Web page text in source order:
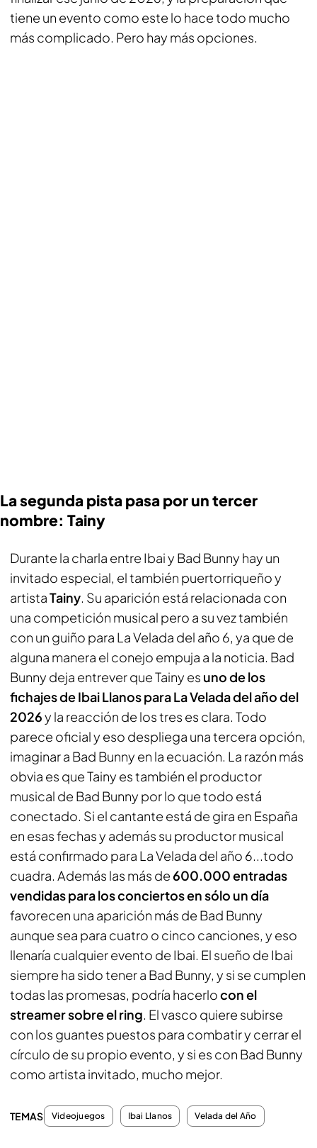
tiene un evento como este lo hace todo mucho
más complicado. Pero hay más opciones.
La segunda pista pasa por un tercer
nombre: Tainy
Durante la charla entre Ibai y Bad Bunny hay un
invitado especial, el también puertorriqueño y
artistaTainy. Su aparición está relacionada con
una competición musical pero a su vez también
con un guiño para La Velada del año 6, ya que de
alguna manera el conejo empuja a la noticia. Bad
Bunny deja entrever que Tainy es uno de los
fichajes de Ibai Llanos para La Velada del año del
2026y la reacción de los tres es clara. Todo
parece oficial y eso despliega una tercera opción,
imaginar a Bad Bunny en la ecuación. La razón más
obvia es que Tainy es también el productor
musical de Bad Bunny por lo que todo está
conectado. Si el cantante está de gira en España
en esas fechas y además su productor musical
está confirmado para La Velada del año 6...todo
cuadra. Además las más de 600.000 entradas
vendidas para los conciertos en sólo un día
favorecen una aparición más de Bad Bunny
aunque sea para cuatro o cinco canciones, y eso
llenaría cualquier evento de Ibai. El sueño de Ibai
siempre ha sido tener a Bad Bunny, y si se cumplen
todas las promesas, podría hacerlocon el
streamer sobre el ring. El vasco quiere subirse
con los guantes puestos para combatir y cerrar el
círculo de su propio evento, y si es con Bad Bunny
como artista invitado, mucho mejor.
TEMAS Videojuegos Ibai Llanos Velada del Año